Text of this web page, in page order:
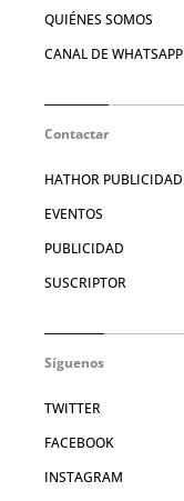
QUIÉNES SOMOS
CANAL DE WHATSAPP
Contactar
HATHOR PUBLICIDAD
EVENTOS
PUBLICIDAD
SUSCRIPTOR
Síguenos
TWITTER
FACEBOOK
INSTAGRAM